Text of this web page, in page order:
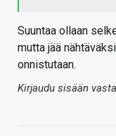
Suuntaa ollaan
mutta jää
onnistutaan.
Kirjaudu sisään